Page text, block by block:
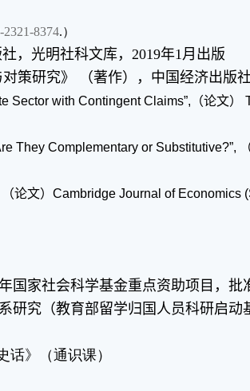
2321-8374.）
，光明社科文库，2019年1月出版
策研究》 （著作），中国经济出版
Sector with Contingent Claims”,（论文
They Complementary or
论文）Cambridge Journal of Economics
国家社会科学基金重点资助项目，批
究（教育部留学归国人员科研启动
话》（通识课）